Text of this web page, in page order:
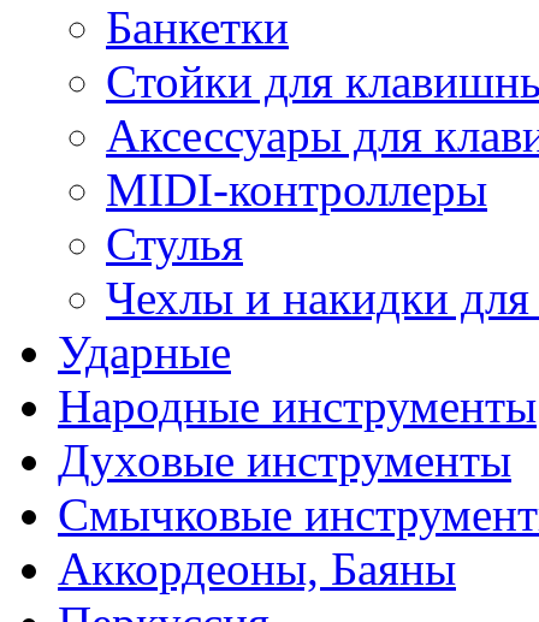
Банкетки
Стойки для
Аксессуары для
MIDI-контроллеры
Стулья
Чехлы и накидки
Ударные
Народные инструменты
Духовые инструменты
Смычковые
Аккордеоны, Баяны